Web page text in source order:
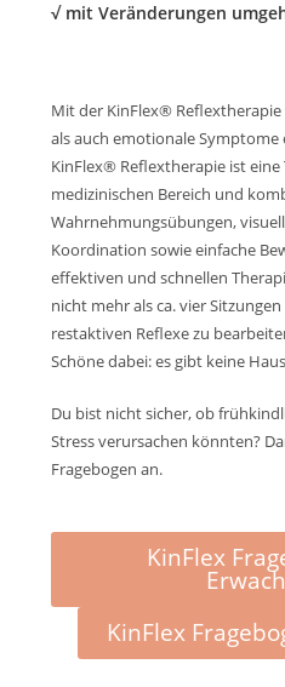
√ mit Veränderungen
Mit der KinFlex®
als auch emotionale
KinFlex® Reflextherapie ist
medizinischen Bereich und
Wahrnehmungsübungen,
Koordination sowie einfache
effektiven und schnellen
nicht mehr als ca. vier
restaktiven Reflexe zu
Schöne dabei: es gibt keine
Du bist nicht sicher, ob
Stress verursachen könnten?
Fragebogen an.
KinFlex
KinFlex